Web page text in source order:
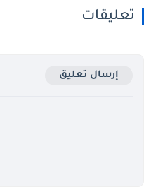
تعليقات
إرسال تعليق